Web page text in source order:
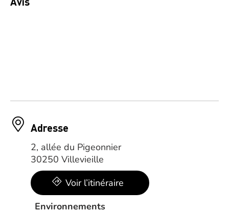
Adresse
2, allée du Pigeonnier
30250 Villevieille
Voir l’itinéraire
Environnements